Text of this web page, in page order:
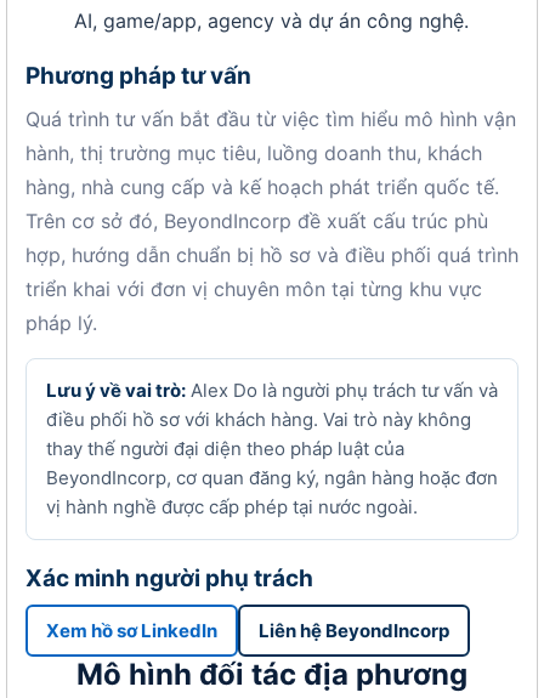
AI, game/app, agency và dự án công nghệ.
Phương pháp tư vấn
Quá trình tư vấn bắt đầu từ việc tìm hiểu mô hình vận
hành, thị trường mục tiêu, luồng doanh thu, khách
hàng, nhà cung cấp và kế hoạch phát triển quốc tế.
Trên cơ sở đó, BeyondIncorp đề xuất cấu trúc phù
hợp, hướng dẫn chuẩn bị hồ sơ và điều phối quá trình
triển khai với đơn vị chuyên môn tại từng khu vực
pháp lý.
Lưu ý về vai trò: Alex Do là người phụ trách tư vấn và
điều phối hồ sơ với khách hàng. Vai trò này không
thay thế người đại diện theo pháp luật của
BeyondIncorp, cơ quan đăng ký, ngân hàng hoặc đơn
vị hành nghề được cấp phép tại nước ngoài.
Xác minh người phụ trách
Xem hồ sơ LinkedIn Liên hệ BeyondIncorp
Mô hình đối tác địa phương